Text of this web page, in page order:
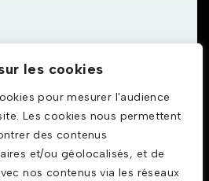
les cookies
pour mesurer l'audience
Les cookies nous permettent
des contenus
et/ou géolocalisés, et de
nos contenus via les réseaux